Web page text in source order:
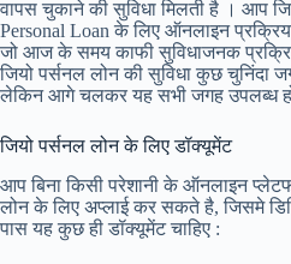
वापस चुकाने की सुविधा मिलती है । आप
Personal Loan के लिए ऑनलाइन
जो आज के समय काफी सुविधाजनक
जियो पर्सनल लोन की सुविधा कुछ चुनिंदा
लेकिन आगे चलकर यह सभी जगह उपलब्ध
जियो पर्सनल लोन के लिए डॉक्यूमेंट
आप बिना किसी परेशानी के ऑनलाइन
लोन के लिए अप्लाई कर सकते है, जिसमे
पास यह कुछ ही डॉक्यूमेंट चाहिए :